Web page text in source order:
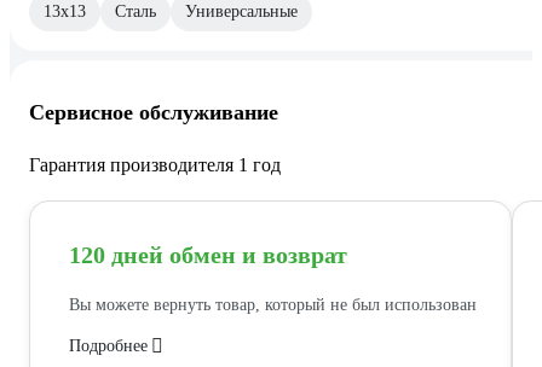
13х13 Сталь Универсальные
Сервисное обслуживание
Гарантия производителя 1 год
120 дней обмен и возврат
Вы можете вернуть товар, который не был использован
Подробнее